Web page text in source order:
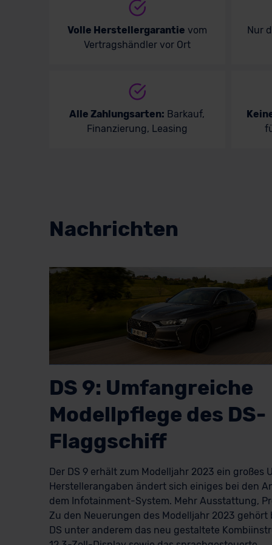
Volle Herstellergarantie vom
Vertragshändler vor Ort
Nur
Alle Zahlungsarten: Barkauf,
Finanzierung, Leasing
Nachrichten
DS 9: Umfangreiche
Modellpflege des DS-
Flaggschiff
Der DS 9 erhält zum Modelljahr 2023 ein großes
Herstellerangaben ändert sich einiges bei den
dem Infotainment-System. Mehr Ausstattung,
Zu den Neuerungen des Modelljahr 2023 gehört
DS unter anderem das neu gestaltete